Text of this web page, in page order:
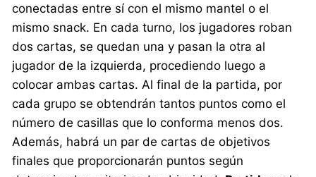
conectadas entre sí con el mismo mantel o el
mismo snack. En cada turno, los jugadores roban
dos cartas, se quedan una y pasan la otra al
jugador de la izquierda, procediendo luego a
colocar ambas cartas. Al final de la partida, por
cada grupo se obtendrán tantos puntos como el
número de casillas que lo conforma menos dos.
Además, habrá un par de cartas de objetivos
finales que proporcionarán puntos según